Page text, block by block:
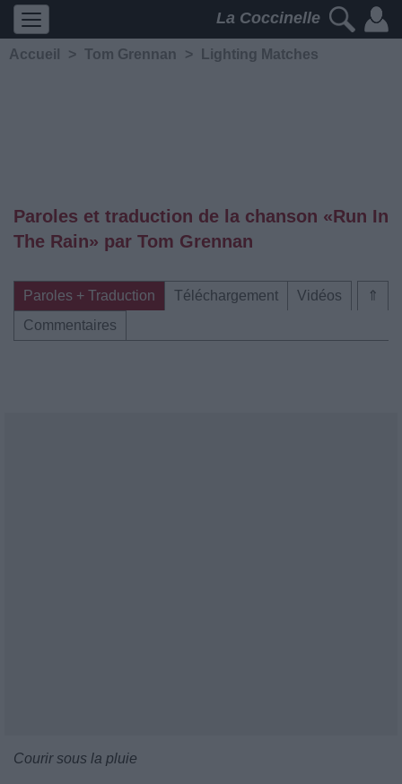
La Coccinelle
Accueil > Tom Grennan > Lighting Matches
Paroles et traduction de la chanson «Run In
The Rain» par Tom Grennan
⇑
Paroles + Traduction Téléchargement
Vidéos
Commentaires
Courir sous la pluie